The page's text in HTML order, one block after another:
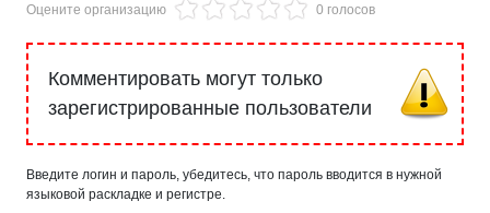
Оцените организацию 0 голосов
Комментировать могут только
зарегистрированные пользователи
Введите логин и пароль, убедитесь, что пароль вводится в нужной
языковой раскладке и регистре.